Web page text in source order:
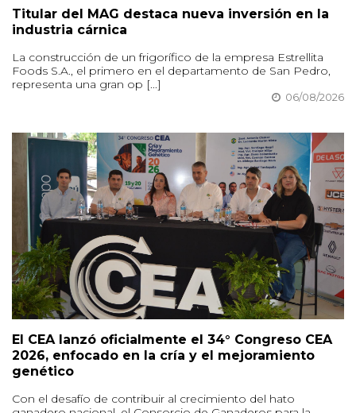
Titular del MAG destaca nueva inversión en la
industria cárnica
La construcción de un frigorífico de la empresa Estrellita
Foods S.A., el primero en el departamento de San Pedro,
representa una gran op [...]
06/08/2026
El CEA lanzó oficialmente el 34° Congreso CEA
2026, enfocado en la cría y el mejoramiento
genético
Con el desafío de contribuir al crecimiento del hato